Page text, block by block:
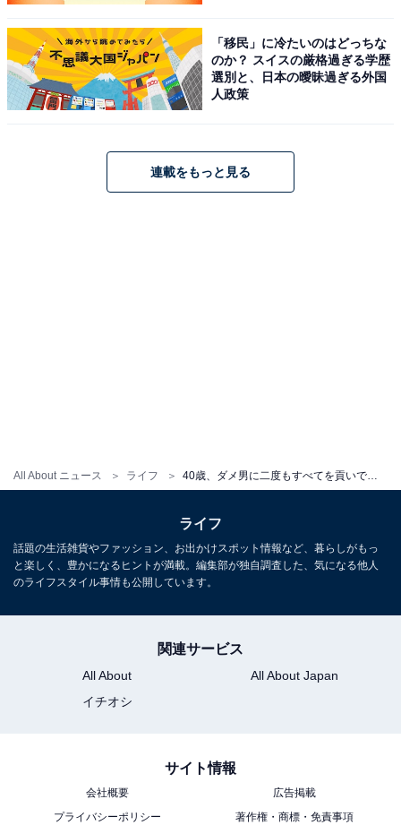
All About ニュース ライフ
何のための結婚なのか。私は子どもがほしかったんです
が、結婚してすぐ夫婦関係もなくなりました」
家賃を払ってほしいというと、彼は「おまえみたいな女
カさんが離婚を口にすると、離婚届にサインして荷物を
まとめて出ていった。結婚して2年がたったころだ。彼
「既婚の彼とはうまくいっていますが、関係自体はやは
り人に祝福されるようなものではない。それはわかって
います。でも、今の私の気持ちをいちばんわかってくれ
るのは彼。結婚できないし、人に知られてはいけない関
係だけど、今の彼とつきあって、ようやく安心できる場
ができたというのが本音なんです」
「移民」に冷たいのはどっちな
のか？ スイスの厳格過ぎる学歴
選別と、日本の曖昧過ぎる外国
人政策
連載をもっと見る
ライフ
話題の生活雑貨やファッション、お出かけスポット情報など、暮らしがもっ
と楽しく、豊かになるヒントが満載。編集部が独自調査した、気になる他人
のライフスタイル事情も公開しています。
関連サービス
All About
All About Japan
イチオシ
サイト情報
会社概要
広告掲載
プライバシーポリシー
著作権・商標・免責事項